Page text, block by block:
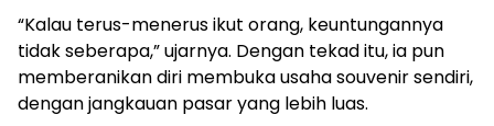
“Kalau terus-menerus ikut orang, keuntungannya
tidak seberapa,” ujarnya. Dengan tekad itu, ia pun
memberanikan diri membuka usaha souvenir sendiri,
dengan jangkauan pasar yang lebih luas.